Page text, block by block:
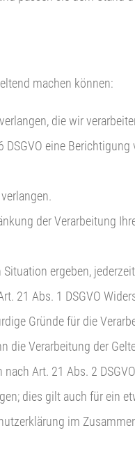
machen können:
die wir
eine Berichtigung
der Verarbeitung
ergeben,
21 Abs. 1 DSGVO
Gründe für die
die Verarbeitung der
Art. 21 Abs. 2
dies gilt auch für ein
im